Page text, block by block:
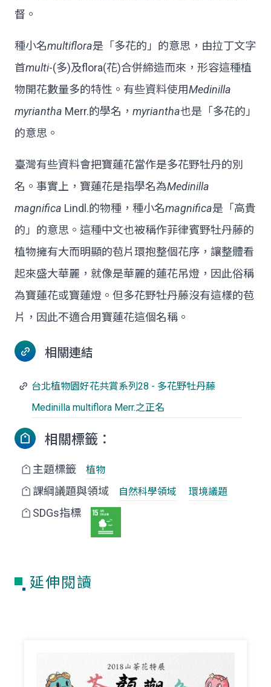
督。
種小名multiflora是「多花的」的意思，由拉丁文字
首multi-(多)及flora(花)合併締造而來，形容這種植
物開花數量多的特性。有些資料使用Medinilla
myriantha Merr.的學名， myriantha也是「多花的」
的意思。
臺灣有些資料會把寶蓮花當作是多花野牡丹的別
名。事實上，寶蓮花是指學名為Medinilla
magnifica Lindl.的物種，種小名magnifica是「高貴
的」的意思。這種中文也被稱作菲律賓野牡丹藤的
植物擁有大而明顯的苞片環抱整個花序，讓整體看
起來盛大華麗，就像是華麗的蓮花吊燈，因此俗稱
為寶蓮花或寶蓮燈。但多花野牡丹藤沒有這樣的苞
片，因此不適合用寶蓮花這個名稱。
相關連結
台北植物園好花共賞系列28 - 多花野牡丹藤
Medinilla multiflora Merr.之正名
相關標籤：
主題標籤 植物
課綱議題與領域 自然科學領域 環境議題
SDGs指標
延伸閱讀